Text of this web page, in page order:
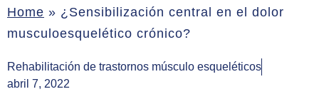
Home » ¿Sensibilización central en el dolor
musculoesquelético crónico?
Rehabilitación de trastornos músculo esqueléticos
abril 7, 2022